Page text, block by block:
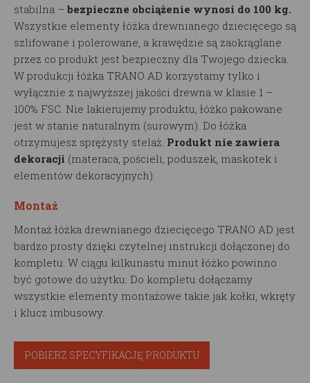
stabilna – bezpieczne obciążenie wynosi do 100 kg.
Wszystkie elementy łóżka drewnianego dziecięcego są
szlifowane i polerowane, a krawędzie są zaokrąglane
przez co produkt jest bezpieczny dla Twojego dziecka.
W produkcji łóżka TRANO AD korzystamy tylko i
wyłącznie z najwyższej jakości drewna w klasie 1 –
100% FSC. Nie lakierujemy produktu, łóżko pakowane
jest w stanie naturalnym (surowym). Do łóżka
otrzymujesz sprężysty stelaż. Produkt nie zawiera
dekoracji (materaca, pościeli, poduszek, maskotek i
elementów dekoracyjnych).
Montaż
Montaż łóżka drewnianego dziecięcego TRANO AD jest
bardzo prosty dzięki czytelnej instrukcji dołączonej do
kompletu. W ciągu kilkunastu minut łóżko powinno
być gotowe do użytku. Do kompletu dołączamy
wszystkie elementy montażowe takie jak kołki, wkręty
i klucz imbusowy.
POBIERZ SPECYFIKACJĘ PRODUKTU